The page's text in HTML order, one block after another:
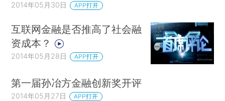
2014年05月30日 APP打开
互联网金融是否推高了社会融
资成本？
2014年05月28日 APP打开
第一届孙冶方金融创新奖开评
2014年05月27日 APP打开